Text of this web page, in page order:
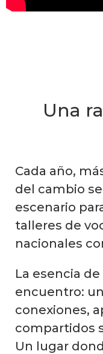
Una
Cada año,
del cambio
escenario
talleres de
nacionales
La esencia de
encuentro:
conexiones,
compartidos
Un lugar